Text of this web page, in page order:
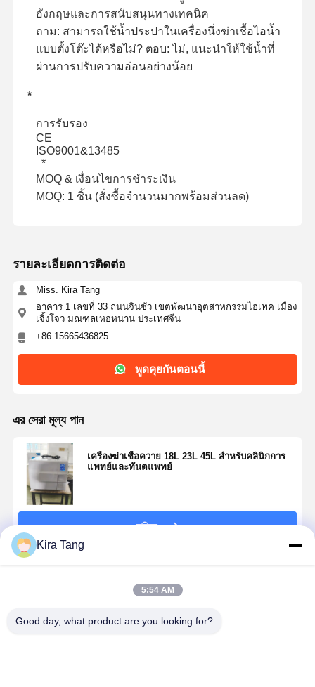
อังกฤษและการสนับสนุนทางเทคนิค
ถาม: สามารถใช้น้ำประปาในเครื่องนึ่งฆ่าเชื้อไอน้ำ
แบบตั้งโต๊ะได้หรือไม่? ตอบ: ไม่, แนะนำให้ใช้น้ำที่
ผ่านการปรับความอ่อนอย่างน้อย
*
การรับรอง
CE
ISO9001&13485
*
MOQ & เงื่อนไขการชำระเงิน
MOQ: 1 ชิ้น (สั่งซื้อจำนวนมากพร้อมส่วนลด)
รายละเอียดการติดต่อ
Miss. Kira Tang
อาคาร 1 เลขที่ 33 ถนนจินซัว เขตพัฒนาอุตสาหกรรมไฮเทค เมือง
เจิ้งโจว มณฑลเหอหนาน ประเทศจีน
+86 15665436825
พูดคุยกันตอนนี้
এর সেরা মূল্য পান
เครื่องฆ่าเชื้อควาย 18L 23L 45L สําหรับคลินิกการ
แพทย์และทันตแพทย์
চালিয়ে
Kira Tang
5:54 AM
Good day, what product are you looking for?